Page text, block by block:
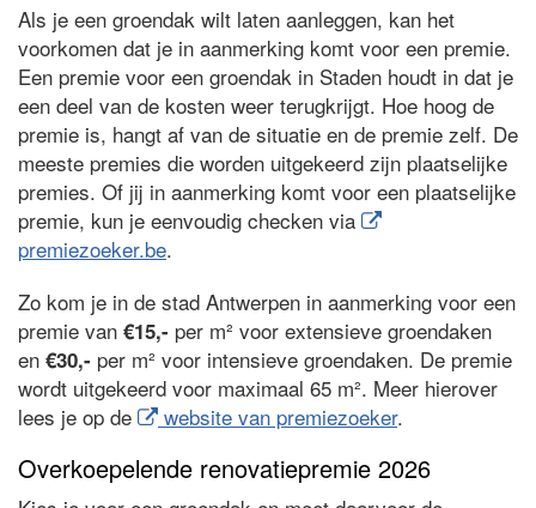
Als je een groendak wilt laten aanleggen, kan het
voorkomen dat je in aanmerking komt voor een premie.
Een premie voor een groendak in Staden houdt in dat je
een deel van de kosten weer terugkrijgt. Hoe hoog de
premie is, hangt af van de situatie en de premie zelf. De
meeste premies die worden uitgekeerd zijn plaatselijke
premies. Of jij in aanmerking komt voor een plaatselijke
premie, kun je eenvoudig checken via
premiezoeker.be.
Zo kom je in de stad Antwerpen in aanmerking voor een
premie van €15,- per m² voor extensieve groendaken
en €30,- per m² voor intensieve groendaken. De premie
wordt uitgekeerd voor maximaal 65 m². Meer hierover
lees je op de
website van premiezoeker.
Overkoepelende renovatiepremie 2026